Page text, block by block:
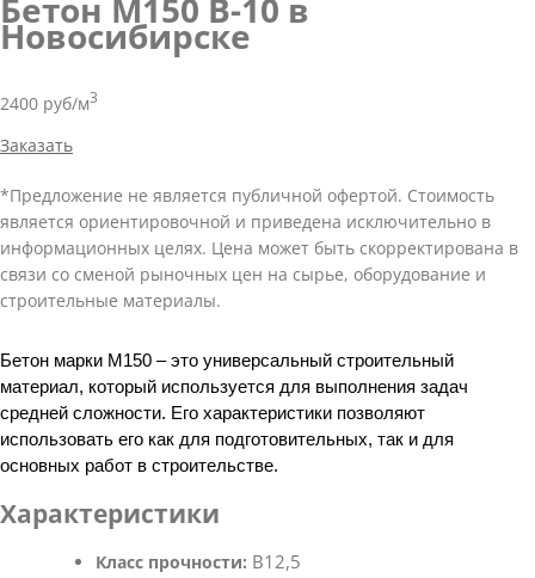
Бетон М150 В-10 в
Новосибирске
2400 руб/м3
Заказать
*Предложение не является публичной офертой. Стоимость
является ориентировочной и приведена исключительно в
информационных целях. Цена может быть скорректирована в
связи со сменой рыночных цен на сырье, оборудование и
строительные материалы.
Бетон марки М150 – это универсальный строительный
материал, который используется для выполнения задач
средней сложности. Его характеристики позволяют
использовать его как для подготовительных, так и для
основных работ в строительстве.
Характеристики
Класс прочности: В12,5